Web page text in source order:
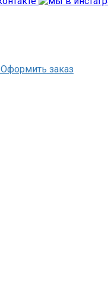
Оформить заказ